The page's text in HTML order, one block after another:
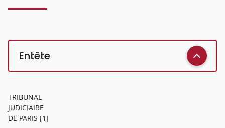
Entête
TRIBUNAL
JUDICIAIRE
DE PARIS [1]